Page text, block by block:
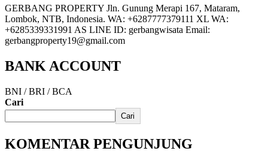
GERBANG PROPERTY Jln. Gunung Merapi 167, Mataram,
Lombok, NTB, Indonesia. WA: +6287777379111 XL WA:
+6285339331991 AS LINE ID: gerbangwisata Email:
gerbangproperty19@gmail.com
BANK ACCOUNT
BNI / BRI / BCA
Cari
Cari
KOMENTAR PENGUNJUNG